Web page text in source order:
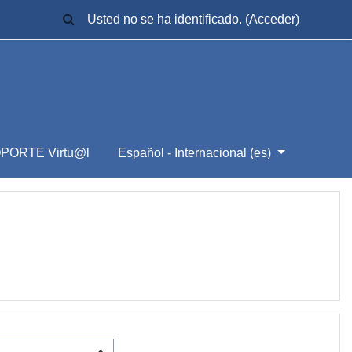
SELECTOR DE BÚSQUEDA DE ENTRADA
Usted no se ha identificado. (Acceder)
Virtu@l Español - Internacional ‎(es)‎